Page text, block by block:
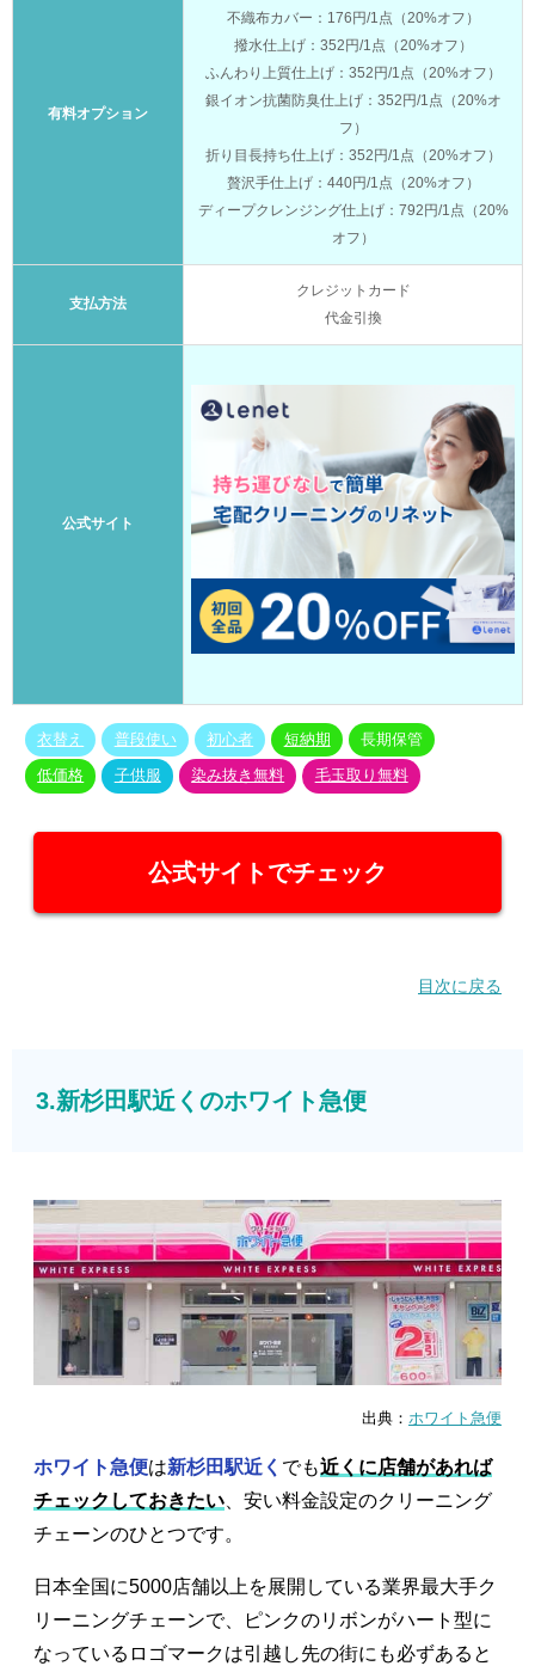
有料オプション
不織布カバー：176円/1点（20%オフ）
撥水仕上げ：352円/1点（20%オフ）
ふんわり上質仕上げ：352円/1点（20%オフ）
銀イオン抗菌防臭仕上げ：352円/1点（20%オ
フ）
折り目長持ち仕上げ：352円/1点（20%オフ）
贅沢手仕上げ：440円/1点（20%オフ）
ディープクレンジング仕上げ：792円/1点（20%
オフ）
支払方法
クレジットカード
代金引換
公式サイト
衣替え 普段使い 初心者 短納期 長期保管
低価格 子供服 染み抜き無料 毛玉取り無料
公式サイトでチェック
目次に戻る
3.新杉田駅近くのホワイト急便
出典： ホワイト急便
ホワイト急便は新杉田駅近く でも近くに店舗があれば
チェックしておきたい 、安い料金設定のクリーニング
チェーンのひとつです。
日本全国に5000店舗以上を展開している業界最大手ク
リーニングチェーンで、ピンクのリボンがハート型に
なっているロゴマークは引越し先の街にも必ずあると